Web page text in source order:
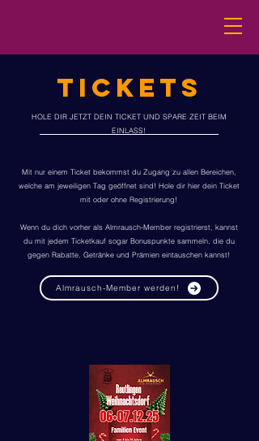
TICKETS
HOLE DIR JETZT DEIN TICKET UND SPARE ZEIT BEIM
EINLASS!
Mit nur einem Ticket bekommst du Zugang zu allen Bereichen,
welche am jeweiligen Tag geöffnet sind! Hole dir hier dein Ticket
mit oder ohne Registrierung!
Wenn du dich vorher als Almrausch-Member registrierst, kannst
du mit jedem Ticketkauf sogar Bonuspunkte sammeln, die du
gegen Rabatte, Getränke und Prämien eintauschen kannst!
Almrausch-Member werden!